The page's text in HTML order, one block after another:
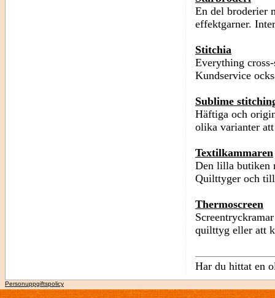
En del broderier
effektgarner.
Stitchia
Everything
Kundservice
Sublime
Häftiga och
olika varianter
Textilkammaren
Den lilla butiken
Quilttyger och
Thermoscreen
quilttyg eller att
Har du hittat en
Personuppgiftspolicy